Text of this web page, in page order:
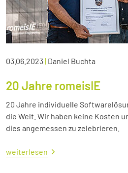
03.06.2023| Daniel Buchta
20 Jahre romeisIE
20 Jahre individuelle
die Welt. Wir haben keine Kosten
dies angemessen zu zelebrieren.
weiterlesen